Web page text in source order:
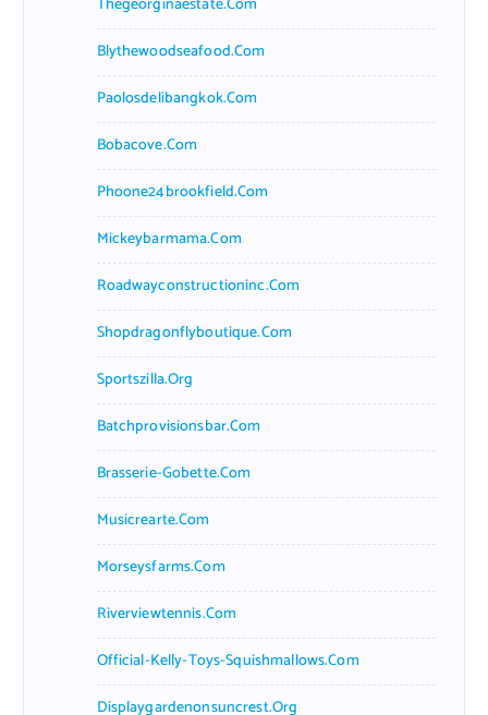
Blythewoodseafood.com
Paolosdelibangkok.com
Bobacove.com
Phoone24brookfield.com
Mickeybarmama.com
Roadwayconstructioninc.com
Shopdragonflyboutique.com
Sportszilla.org
Batchprovisionsbar.com
Brasserie-Gobette.com
Musicrearte.com
Morseysfarms.com
Riverviewtennis.com
Official-Kelly-Toys-Squishmallows.com
Displaygardenonsuncrest.org